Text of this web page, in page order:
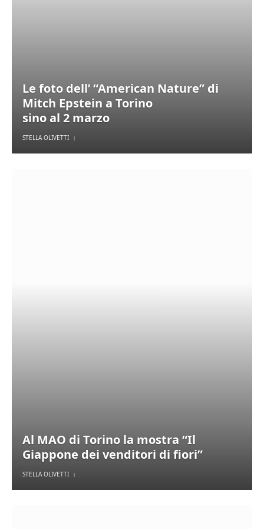
Le foto dell’ “American Nature” di
Mitch Epstein a Torino
sino al 2 marzo
STELLA OLIVETTI
Al MAO di Torino la mostra “Il
Giappone dei venditori di fiori”
STELLA OLIVETTI